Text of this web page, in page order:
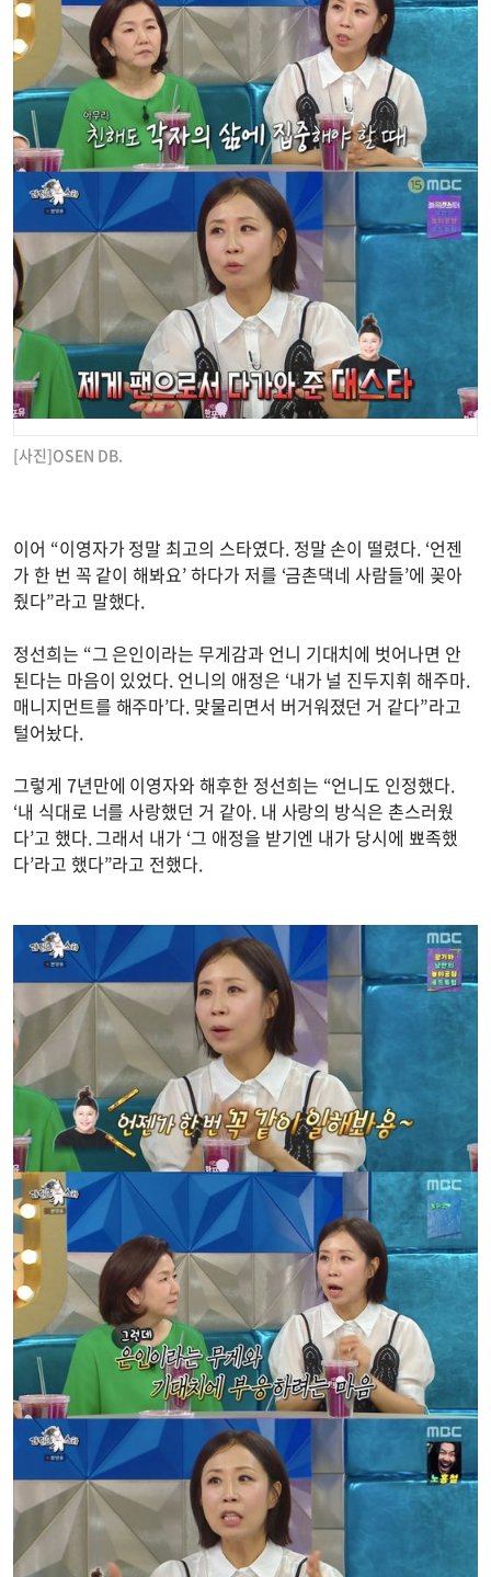
[사진]OSEN DB.
이어 “이영자가 정말 최고의 스타였다. 정말 손이 떨렸다. ‘언젠
가 한 번 꼭 같이 해봐요’ 하다가 저를 ‘금촌댁네 사람들’에 꽂아
줬다”라고 말했다.
정선희는 “그 은인이라는 무게감과 언니 기대치에 벗어나면 안
된다는 마음이 있었다. 언니의 애정은 ‘내가 널 진두지휘 해주마.
매니지먼트를 해주마’다. 맞물리면서 버거워졌던 거 같다”라고
털어놨다.
그렇게 7년만에 이영자와 해후한 정선희는 “언니도 인정했다.
‘내 식대로 너를 사랑했던 거 같아. 내 사랑의 방식은 촌스러웠
다’고 했다. 그래서 내가 ‘그 애정을 받기엔 내가 당시에 뾰족했
다’라고 했다”라고 전했다.